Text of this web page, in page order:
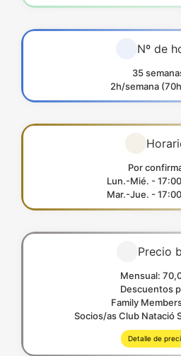
Nº de
35
2h/semana
Por
Lun.-Mié. -
Mar.-Jue. -
Precio
Mensual:
Descuentos
Family
Socios/as Club Natació
Detalle de